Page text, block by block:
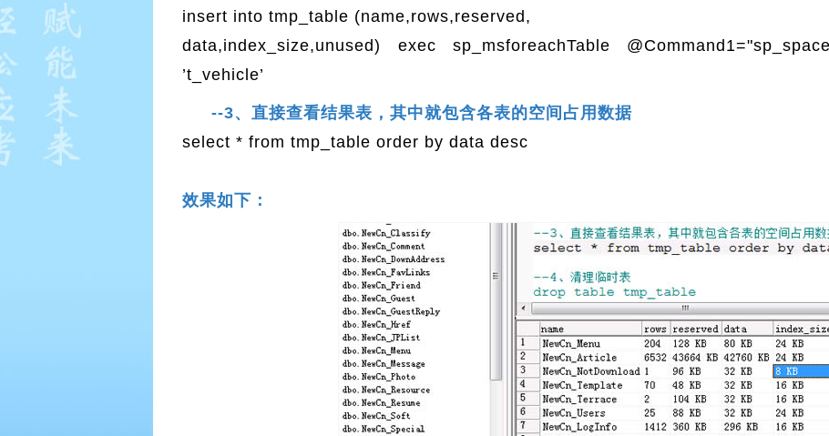
insert into tmp_table (name,rows,reserved,
data,index_size,unused) exec sp_msforeachTable
’t_vehicle’
--3、直接查看结果表，其中就包含各表的空间占用数据
select * from tmp_table order by data desc
效果如下：